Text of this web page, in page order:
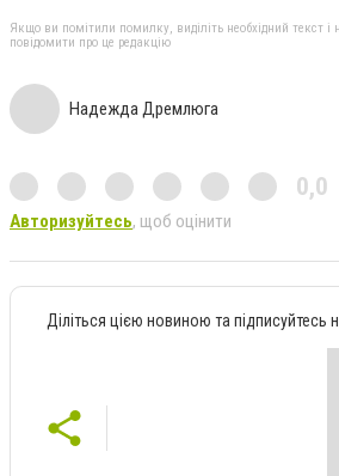
Якщо ви помітили помилку, виділіть необхідний текст і
повідомити про це редакцію
Надежда Дремлюга
0,0
Авторизуйтесь, щоб оцінити
Діліться цією новиною та підписуйтесь